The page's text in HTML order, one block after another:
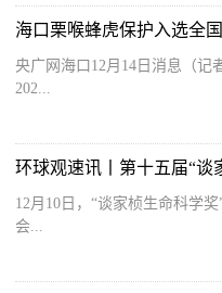
海口栗喉蜂虎保护入选全
央广网海口12月14日消息（记
202...
环球观速讯丨第十五届“谈
12月10日，“谈家桢生命科学
会...